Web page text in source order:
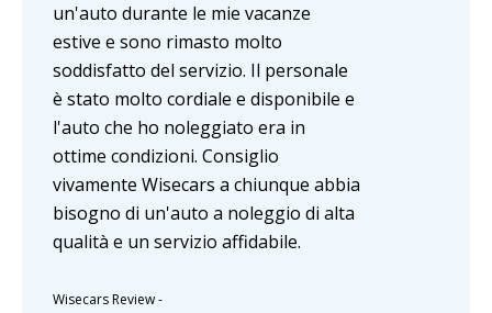
un'auto durante le mie vacanze
estive e sono rimasto molto
soddisfatto del servizio. Il personale
è stato molto cordiale e disponibile e
l'auto che ho noleggiato era in
ottime condizioni. Consiglio
vivamente Wisecars a chiunque abbia
bisogno di un'auto a noleggio di alta
qualità e un servizio affidabile.
Wisecars Review-